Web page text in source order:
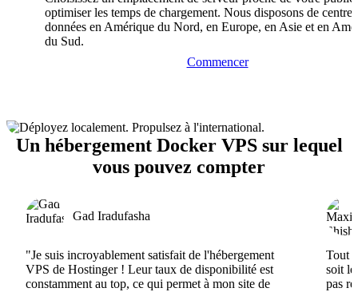
optimiser les temps de chargement. Nous disposons de
données en Amérique du Nord, en Europe, en Asie et en
du Sud.
Commencer
Un hébergement Docker VPS sur lequel
vous pouvez compter
Gad Iradufasha
"Je suis incroyablement satisfait de l'hébergement
VPS de Hostinger ! Leur taux de disponibilité est
constamment au top, ce qui permet à mon site de
Tout
soit
pas